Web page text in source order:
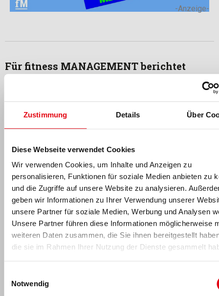
Zustimmung Details Über
Diese Webseite verwendet Cookies
Wir verwenden Cookies, um Inhalte und Anzeigen zu
personalisieren, Funktionen für soziale Medien anbieten zu
und die Zugriffe auf unsere Website zu analysieren.
geben wir Informationen zu Ihrer Verwendung unserer
unsere Partner für soziale Medien, Werbung und Analysen
Unsere Partner führen diese Informationen möglicherweise
weiteren Daten zusammen, die Sie ihnen bereitgestellt
die sie im Rahmen Ihrer Nutzung der Dienste gesammelt
Notwendig
-Anzeige-
Für fitness MANAGEMENT berichtet
Andrea Elbl
Andrea Elblwar 20 Jahre lang als Rechtsanwältin in
unterschiedlich ausgerichteten Kanzleien tätig; davon war sie
13 Jahre selbstständig. Von März 2015 bis Juni 2026 beriet sie
als Teil der Rechtsabteilung desDSSV e. V.in Hamburg die
Mitglieder in Rechtsfragen, wobei ihr Schwerpunkt auf dem
Fitnessstudiovertragsrecht liegt.